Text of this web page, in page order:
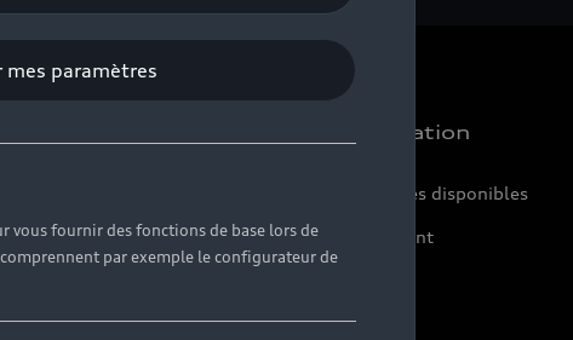
Achat et location
Voir nos véhicules disponibles
Offres du moment
mes paramètres
vous fournir des fonctions de base lors de
par exemple le configurateur de